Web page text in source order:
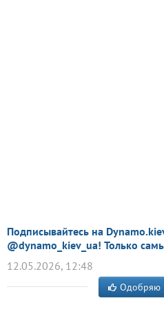
Подписывайтесь на
@dynamo_kiev_ua! Только
12.05.2026, 12:48
Одобряю